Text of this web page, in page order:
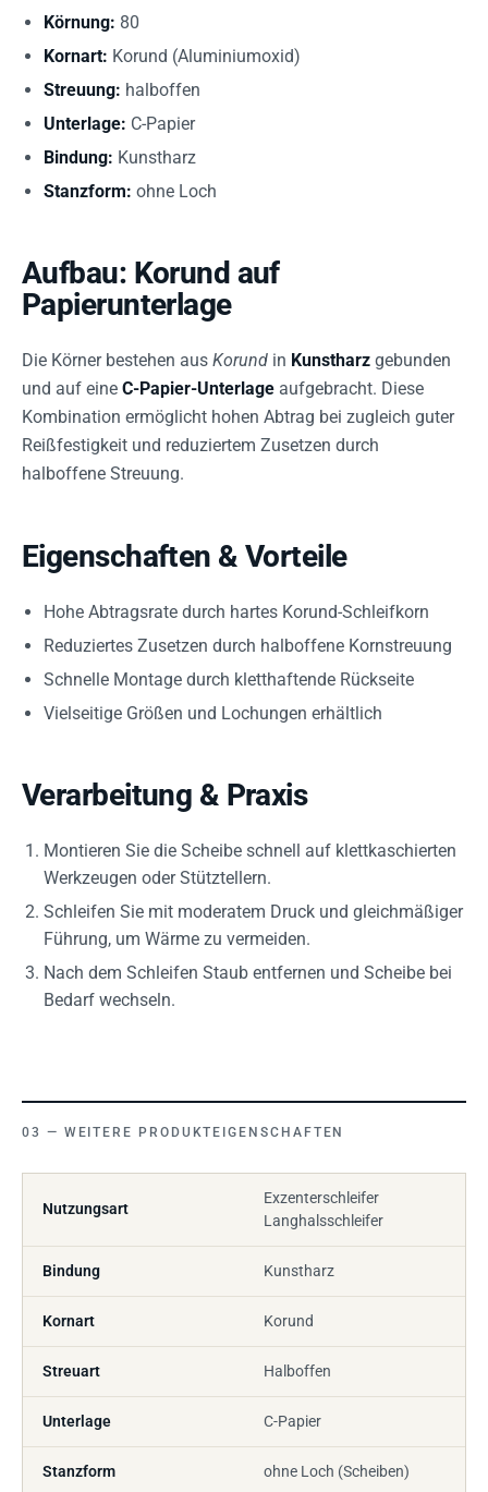
Körnung: 80
Kornart: Korund (Aluminiumoxid)
Streuung: halboffen
Unterlage: C-Papier
Bindung: Kunstharz
Stanzform: ohne Loch
Aufbau: Korund auf
Papierunterlage
Die Körner bestehen aus Korund in Kunstharz gebunden
und auf eine C-Papier-Unterlage aufgebracht. Diese
Kombination ermöglicht hohen Abtrag bei zugleich guter
Reißfestigkeit und reduziertem Zusetzen durch
halboffene Streuung.
Eigenschaften & Vorteile
Hohe Abtragsrate durch hartes Korund-Schleifkorn
Reduziertes Zusetzen durch halboffene Kornstreuung
Schnelle Montage durch kletthaftende Rückseite
Vielseitige Größen und Lochungen erhältlich
Verarbeitung & Praxis
Montieren Sie die Scheibe schnell auf klettkaschierten
Werkzeugen oder Stütztellern.
Schleifen Sie mit moderatem Druck und gleichmäßiger
Führung, um Wärme zu vermeiden.
Nach dem Schleifen Staub entfernen und Scheibe bei
Bedarf wechseln.
WEITERE PRODUKTEIGENSCHAFTEN
Nutzungsart
Exzenterschleifer
Langhalsschleifer
Bindung Kunstharz
Kornart Korund
Streuart Halboffen
Unterlage C-Papier
Stanzform ohne Loch (Scheiben)